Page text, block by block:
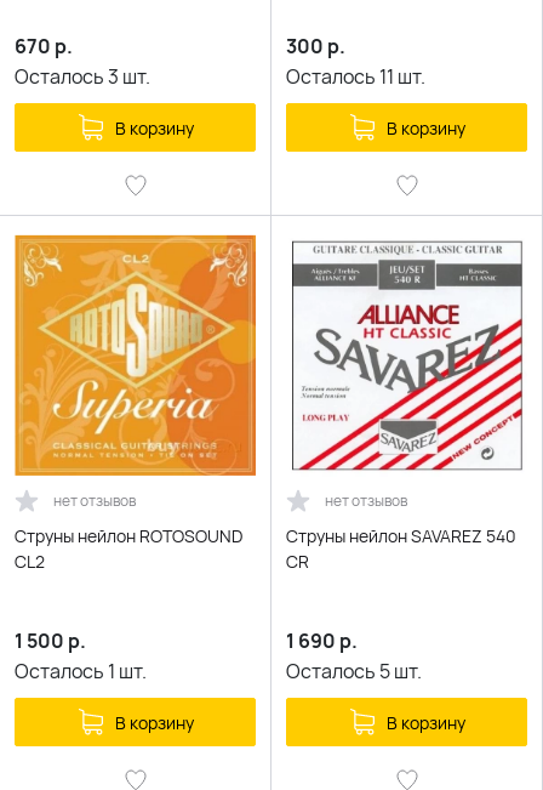
670 р.
Осталось3 шт.
В корзину
300 р.
Осталось 11 шт.
В корзину
нет отзывов
Струны нейлон ROTOSOUND
CL2
1 500 р.
Осталось 1 шт.
В корзину
нет отзывов
Струны нейлон SAVAREZ 540
CR
1 690 р.
Осталось 5шт.
В корзину